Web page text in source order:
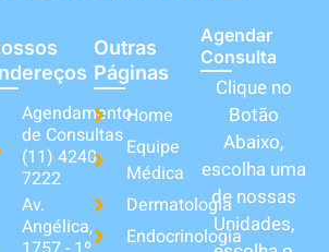
Agendamento
de Consultas
(11) 4240-
7222
Av.
Angélica,
Outras
Páginas
Home
Equipe
Médica
Dermatologia
Endocrinologia
Agendar
Consulta
Clique no
Botão
Abaixo,
escolha uma
de nossas
Unidades,